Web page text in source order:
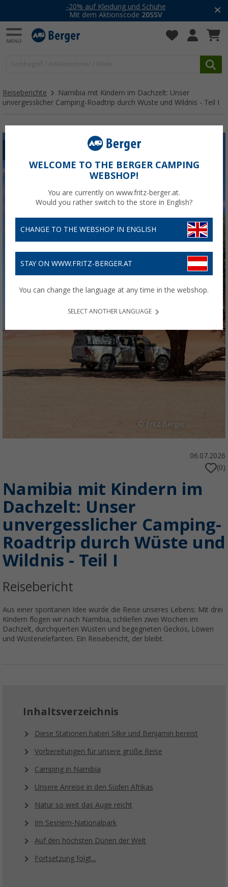
-20% auf Kleidung und Schuhe
Mit dem Aktionscode 20SSV
Reiseberichte
Namibia mit Kindern im Dachzelt: Unser
unvergesslicher Camping-Roadtrip durch Wüste und Wildnis - Teil I
WELTWEIT
© Fritz Berger
06.07.2026
(0)
Namibia mit Kindern im
Dachzelt: Unser
unvergesslicher Camping-
Roadtrip durch Wüste und
Wildnis - Teil I
Reisebericht
Aus einer spontanen Idee wurde die Reise unseres Lebens: Mit drei
Kindern flogen wir nach Namibia, schliefen zwei Wochen im
Dachzelt, durchquerten Wüsten und begegneten Geckos, Löwen
und Wüstenelefanten. Ein Reisebericht, der bleibt.
Inhaltsverzeichnis
Diese Stationen haben Silke und Benjamin bereist
Vorbereitungen für unsere große Reise
Camping in Namibia
Unsere Anreise in den Süden Afrikas
Natur so weit das Auge reicht
Im Sesriem-Nationalpark
Auf den höchsten Dünen der Welt
Fortsetzung folgt...
WELCOME TO THE BERGER CAMPING
WEBSHOP!
You are currently on www.fritz-berger.at.
Would you rather switch to the store in English?
CHANGE TO THE WEBSHOP IN ENGLISH
STAY ON WWW.FRITZ-BERGER.AT
You can change the language at any time in the webshop.
SELECT ANOTHER LANGUAGE